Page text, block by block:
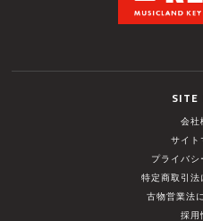
SITE
会社
サイト
プライバシ
特定商取引法
古物営業法
採用